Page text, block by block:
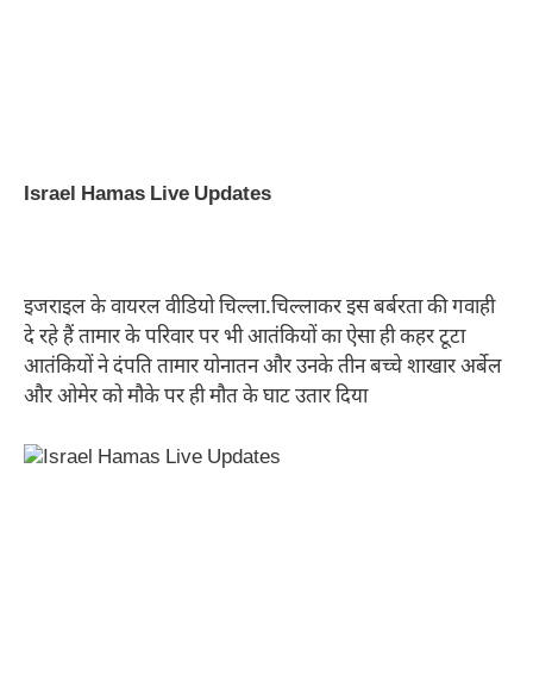
Israel Hamas Live Updates
इजराइल के वायरल वीडियो चिल्ला.चिल्लाकर इस बर्बरता की गवाही
दे रहे हैं तामार के परिवार पर भी आतंकियों का ऐसा ही कहर टूटा
आतंकियों ने दंपति तामार योनातन और उनके तीन बच्चे शाखार अर्बेल
और ओमेर को मौके पर ही मौत के घाट उतार दिया